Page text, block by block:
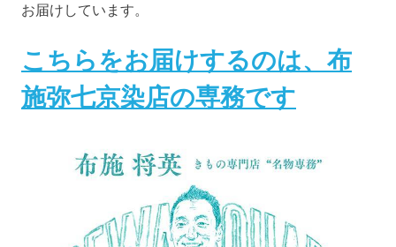
お届けしています。
こちらをお届けするのは、布
施弥七京染店の専務です